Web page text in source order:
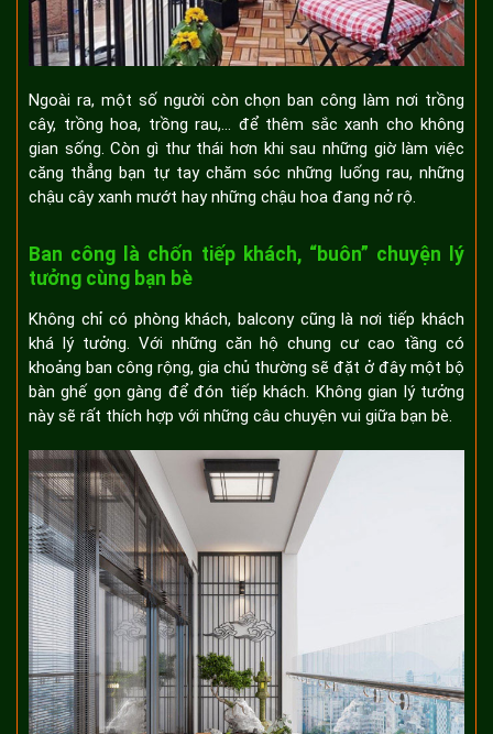
Ngoài ra, một số người còn chọn ban công làm nơi trồng
cây, trồng hoa, trồng rau,... để thêm sắc xanh cho không
gian sống. Còn gì thư thái hơn khi sau những giờ làm việc
căng thẳng bạn tự tay chăm sóc những luống rau, những
chậu cây xanh mướt hay những chậu hoa đang nở rộ.
Ban công là chốn tiếp khách, “buôn” chuyện lý
tưởng cùng bạn bè
Không chỉ có phòng khách, balcony cũng là nơi tiếp khách
khá lý tưởng. Với những căn hộ chung cư cao tầng có
khoảng ban công rộng, gia chủ thường sẽ đặt ở đây một bộ
bàn ghế gọn gàng để đón tiếp khách. Không gian lý tưởng
này sẽ rất thích hợp với những câu chuyện vui giữa bạn bè.